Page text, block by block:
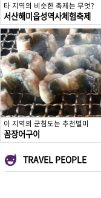
타 지역의 비슷한 축제는 무엇?
서산해미읍성역사체험축제
이 지역의 군침도는 추천별미
꼼장어구이
TRAVEL PEOPLE